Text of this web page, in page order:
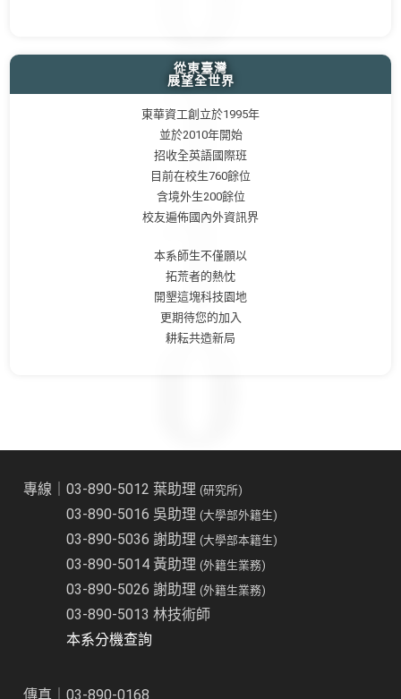
從東臺灣
展望全世界
東華資工創立於1995年
並於2010年開始
招收全英語國際班
目前在校生760餘位
含境外生200餘位
校友遍佈國內外資訊界
本系師生不僅願以
拓荒者的熱忱
開墾這塊科技園地
更期待您的加入
耕耘共造新局
專線｜03-890-5012 葉助理(研究所)
03-890-5016 吳助理(大學部外籍生)
03-890-5036 謝助理(大學部本籍生)
03-890-5014 黃助理(外籍生業務)
03-890-5026 謝助理(外籍生業務)
03-890-5013 林技術師
本系分機查詢
傳真｜03-890-0168